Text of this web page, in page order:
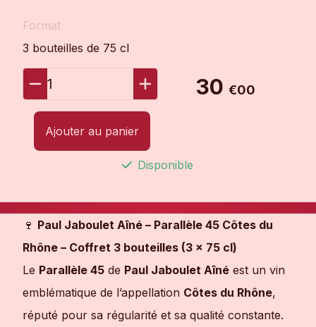
Format
3 bouteilles de 75 cl
1 30 €00
Ajouter au panier
Disponible
🍷 Paul Jaboulet Aîné – Parallèle 45 Côtes du
Rhône – Coffret 3 bouteilles (3 x 75 cl)
Le Parallèle 45 de Paul Jaboulet Aîné est un vin
emblématique de l’appellation Côtes du Rhône,
réputé pour sa régularité et sa qualité constante.